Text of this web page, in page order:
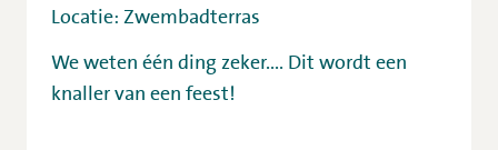
Locatie: Zwembadterras
We weten één ding zeker.... Dit wordt een
knaller van een feest!